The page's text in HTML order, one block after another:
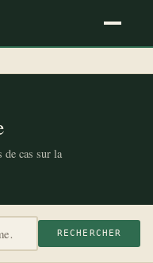
de cas sur la
RECHERCHER